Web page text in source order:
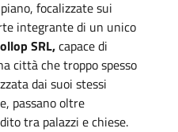
focalizzate sui
integrante di un unico
SRL,capace di
città che troppo spesso
dai suoi stessi
passano oltre
tra palazzi e chiese.